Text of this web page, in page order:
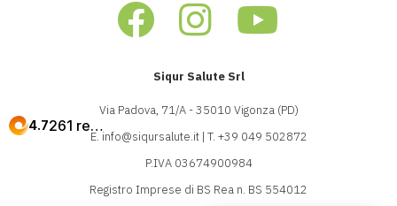
Siqur Salute Srl
Via Padova, 71/A - 35010 Vigonza (PD)
E. info@siqursalute.it| T. +39 049 502872
P.IVA 03674900984
Registro Imprese di BS Rea n. BS 554012